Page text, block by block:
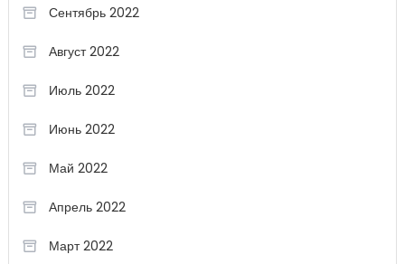
Сентябрь 2022
Август 2022
Июль 2022
Июнь 2022
Май 2022
Апрель 2022
Март 2022